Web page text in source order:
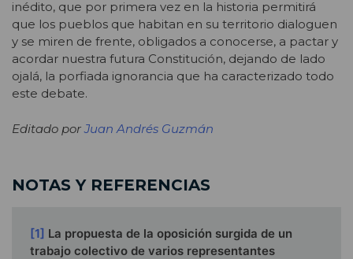
inédito, que por primera vez en la historia permitirá
que los pueblos que habitan en su territorio dialoguen
y se miren de frente, obligados a conocerse, a pactar y
acordar nuestra futura Constitución, dejando de lado
ojalá, la porfiada ignorancia que ha caracterizado todo
este debate.
Editado porJuan Andrés Guzmán
NOTAS Y REFERENCIAS
[1] La propuesta de la oposición surgida de un
trabajo colectivo de varios representantes